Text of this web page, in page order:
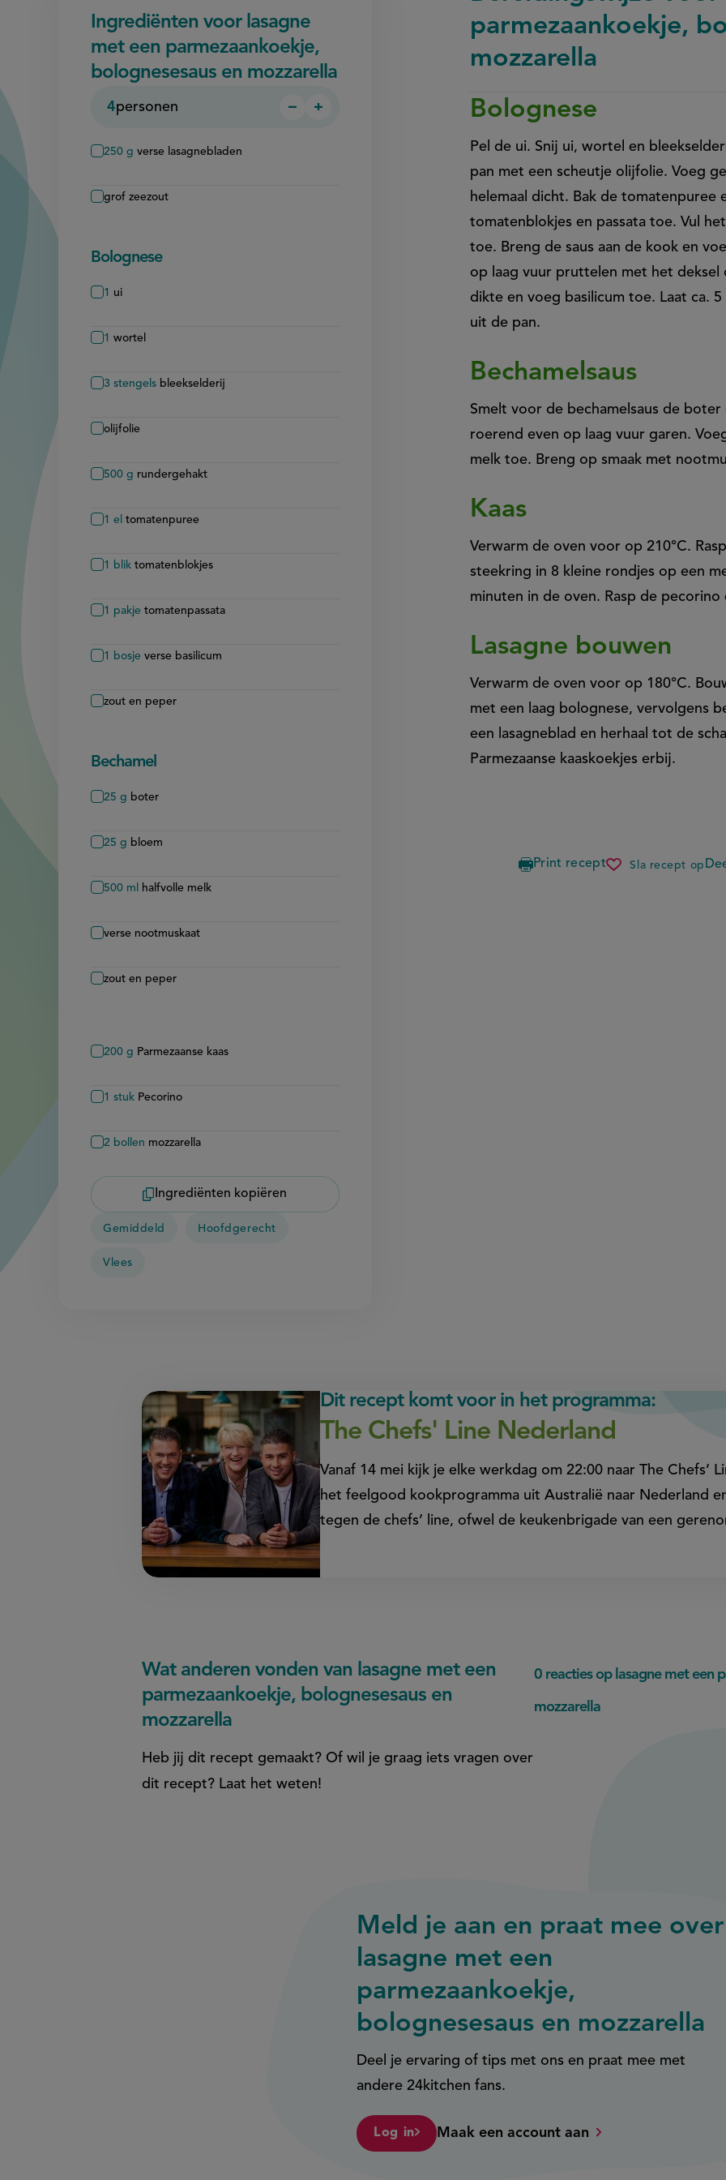
Ingrediënten voor lasagne
met een parmezaankoekje,
bolognesesaus en mozzarella
4personen
Persoon
−
Persoon
+
250 g verse lasagnebladen
grof zeezout
Bolognese
1 ui
1 wortel
3 stengels bleekselderij
olijfolie
500 g rundergehakt
1 el tomatenpuree
1 blik tomatenblokjes
1 pakje tomatenpassata
1 bosje verse basilicum
zout en peper
Bechamel
25 g boter
25 g bloem
500 ml halfvolle melk
verse nootmuskaat
zout en peper
200 g Parmezaanse kaas
1 stuk Pecorino
2 bollen mozzarella
Ingrediënten kopiëren
Gemiddeld Hoofdgerecht
Vlees
parmezaankoekje,
mozzarella
Bolognese
Pel de ui. Snij ui, wortel en
pan met een scheutje olijfolie. Voeg
helemaal dicht. Bak de tomatenpuree
tomatenblokjes en passata toe. Vul
toe. Breng de saus aan de kook en
op laag vuur pruttelen met het
dikte en voeg basilicum toe. Laat ca.
uit de pan.
Bechamelsaus
Smelt voor de bechamelsaus de
roerend even op laag vuur garen.
melk toe. Breng op smaak met
Kaas
Verwarm de oven voor op 210°C.
steekring in 8 kleine rondjes op een
minuten in de oven. Rasp de
Lasagne bouwen
Verwarm de oven voor op 180°C.
met een laag bolognese, vervolgens
een lasagneblad en herhaal tot de
Parmezaanse kaaskoekjes erbij.
Print recept Sla recept op
lasagne
Dit recept komt voor in het programma:
The Chefs' Line Nederland
Vanaf 14 mei kijk je elke werkdag om 22:00 naar The Chefs’
het feelgood kookprogramma uit Australië naar Nederland
tegen de chefs’ line, ofwel de keukenbrigade van een
Wat anderen vonden van lasagne met een
parmezaankoekje, bolognesesaus en
mozzarella
Heb jij dit recept gemaakt? Of wil je graag iets vragen over
dit recept? Laat het weten!
0 reacties op lasagne met een
mozzarella
Meld je aan en praat mee over
lasagne met een
parmezaankoekje,
bolognesesaus en mozzarella
Deel je ervaring of tips met ons en praat mee met
andere 24kitchen fans.
Log in Maak een account aan